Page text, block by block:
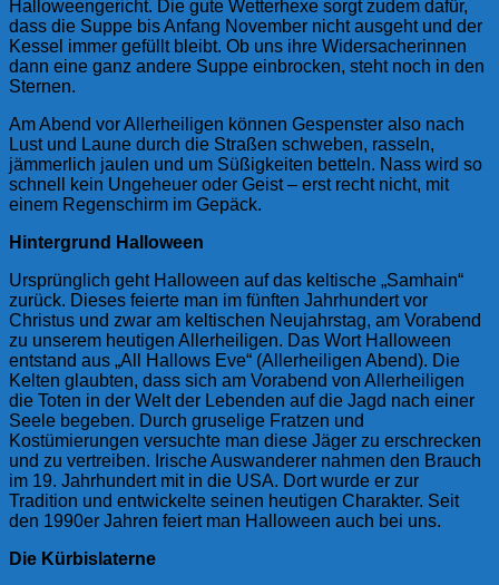
Halloweengericht. Die gute Wetterhexe sorgt zudem dafür,
dass die Suppe bis Anfang November nicht ausgeht und der
Kessel immer gefüllt bleibt. Ob uns ihre Widersacherinnen
dann eine ganz andere Suppe einbrocken, steht noch in den
Sternen.
Am Abend vor Allerheiligen können Gespenster also nach
Lust und Laune durch die Straßen schweben, rasseln,
jämmerlich jaulen und um Süßigkeiten betteln. Nass wird so
schnell kein Ungeheuer oder Geist – erst recht nicht, mit
einem Regenschirm im Gepäck.
Hintergrund Halloween
Ursprünglich geht Halloween auf das keltische „Samhain“
zurück. Dieses feierte man im fünften Jahrhundert vor
Christus und zwar am keltischen Neujahrstag, am Vorabend
zu unserem heutigen Allerheiligen. Das Wort Halloween
entstand aus „All Hallows Eve“ (Allerheiligen Abend). Die
Kelten glaubten, dass sich am Vorabend von Allerheiligen
die Toten in der Welt der Lebenden auf die Jagd nach einer
Seele begeben. Durch gruselige Fratzen und
Kostümierungen versuchte man diese Jäger zu erschrecken
und zu vertreiben. Irische Auswanderer nahmen den Brauch
im 19. Jahrhundert mit in die USA. Dort wurde er zur
Tradition und entwickelte seinen heutigen Charakter. Seit
den 1990er Jahren feiert man Halloween auch bei uns.
Die Kürbislaterne